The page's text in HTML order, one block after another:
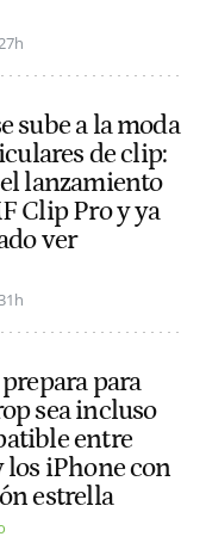
sube a la moda
de clip:
lanzamiento
Clip Pro y ya
ver
para
sea incluso
entre
iPhone con
estrella